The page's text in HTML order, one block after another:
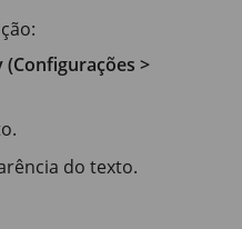
(Configurações >
do texto.